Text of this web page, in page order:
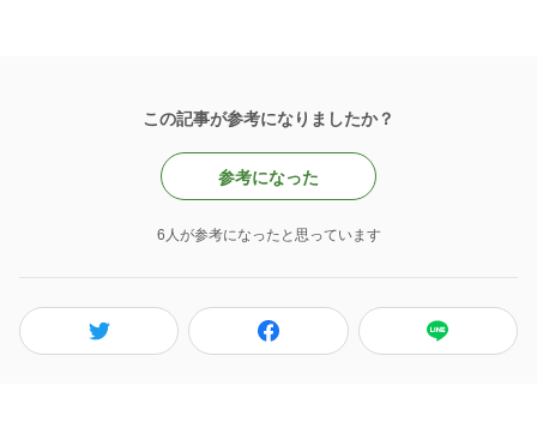
この記事が参考になりましたか？
参考になった
6人が参考になったと思っています